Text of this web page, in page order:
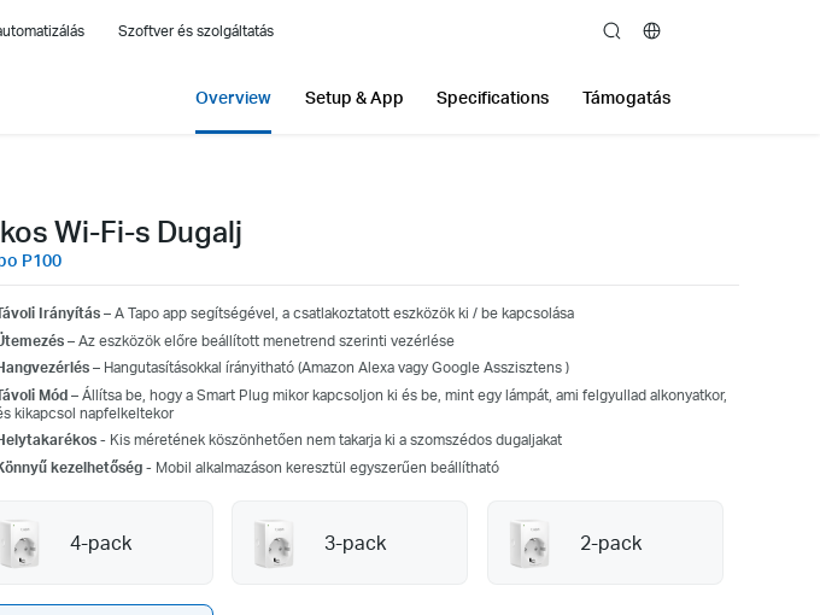
Szoftver és szolgáltatás search
Overview Setup & App Specifications Támogatás
Wi-Fi-s Dugalj
P100
Irányítás –ATapo app segítségével, a csatlakoztatott eszközök ki / be kapcsolása
–Az eszközök előre beállított menetrend szerinti vezérlése
– Hangutasításokkal írányitható (Amazon Alexa vagy Google Asszisztens )
Mód– Állítsa be, hogy a Smart Plug mikor kapcsoljon ki és be, mint egy lámpát, ami felgyullad alkonyatkor,
kikapcsol napfelkeltekor
- Kis méretének köszönhetően nem takarja ki a szomszédos dugaljakat
kezelhetőség - Mobil alkalmazáson keresztül egyszerűen beállítható
4-pack 3-pack 2-pack